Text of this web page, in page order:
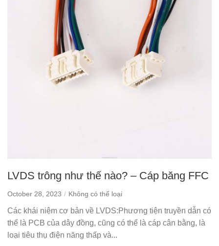
LVDS trông như thế nào? – Cáp băng FFC
October 28, 2023 Không có thể loại
Các khái niệm cơ bản về LVDS:Phương tiện truyền dẫn có
thể là PCB của dây đồng, cũng có thể là cáp cân bằng, là
loại tiêu thụ điện năng thấp và...